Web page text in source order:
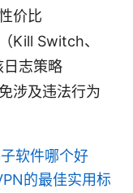
价比
Kill Switch、
日志策略
涉及违法行为
软件哪个好
的最佳实用标